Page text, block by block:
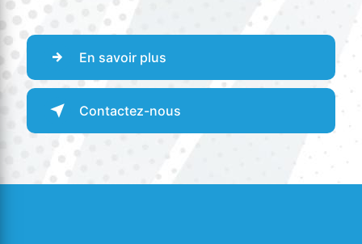
En savoir plus
Contactez-nous